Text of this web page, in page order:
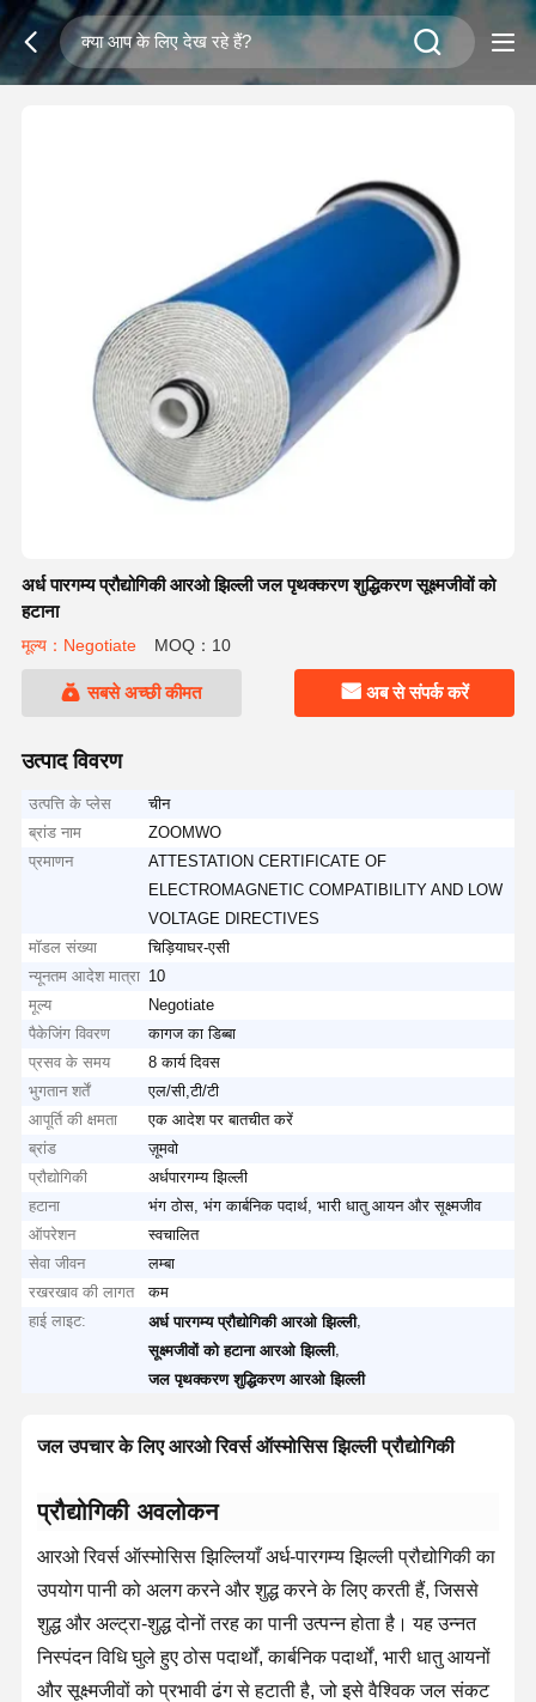
अर्ध पारगम्य प्रौद्योगिकी आरओ झिल्ली जल पृथक्करण शुद्धिकरण सूक्ष्मजीवों को
हटाना
मूल्य：Negotiate MOQ：10
सबसे अच्छी कीमत अब से संपर्क करें
उत्पाद विवरण
उत्पत्ति के प्लेस
चीन
ब्रांड नाम
ZOOMWO
प्रमाणन
ATTESTATION CERTIFICATE OF
ELECTROMAGNETIC COMPATIBILITY AND LOW
VOLTAGE DIRECTIVES
मॉडल संख्या
चिड़ियाघर-एसी
न्यूनतम आदेश मात्रा 10
मूल्य
Negotiate
पैकेजिंग विवरण
कागज का डिब्बा
प्रसव के समय
8 कार्य दिवस
भुगतान शर्तें
एल/सी,टी/टी
आपूर्ति की क्षमता
एक आदेश पर बातचीत करें
ब्रांड
ज़ूमवो
प्रौद्योगिकी
अर्धपारगम्य झिल्ली
हटाना
भंग ठोस, भंग कार्बनिक पदार्थ, भारी धातु आयन और सूक्ष्मजीव
ऑपरेशन
स्वचालित
सेवा जीवन
लम्बा
रखरखाव की लागत
कम
हाई लाइट:
अर्ध पारगम्य प्रौद्योगिकी आरओ झिल्ली,
सूक्ष्मजीवों को हटाना आरओ झिल्ली,
जल पृथक्करण शुद्धिकरण आरओ झिल्ली
जल उपचार के लिए आरओ रिवर्स ऑस्मोसिस झिल्ली प्रौद्योगिकी​
​प्रौद्योगिकी अवलोकन​
आरओ रिवर्स ऑस्मोसिस झिल्लियाँ अर्ध-पारगम्य झिल्ली प्रौद्योगिकी का
उपयोग पानी को अलग करने और शुद्ध करने के लिए करती हैं, जिससे
शुद्ध और अल्ट्रा-शुद्ध दोनों तरह का पानी उत्पन्न होता है। यह उन्नत
निस्पंदन विधि घुले हुए ठोस पदार्थों, कार्बनिक पदार्थों, भारी धातु आयनों
और सूक्ष्मजीवों को प्रभावी ढंग से हटाती है, जो इसे वैश्विक जल संकट